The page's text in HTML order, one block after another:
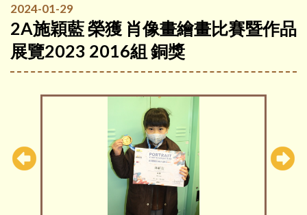
2024-01-29
2A施穎藍 榮獲 肖像畫繪畫比賽暨作品
展覽2023 2016組 銅獎